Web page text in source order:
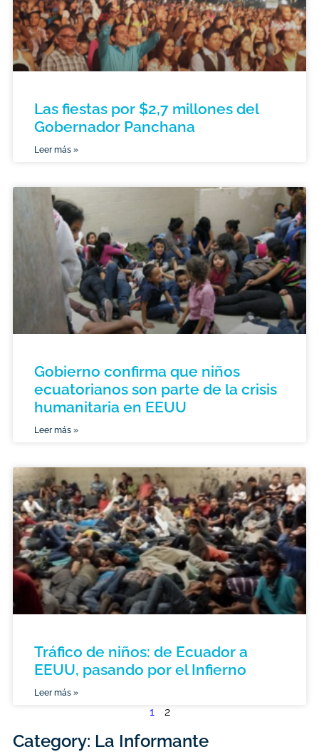
Las fiestas por $2,7 millones del
Gobernador Panchana
Leer más »
Gobierno confirma que niños
ecuatorianos son parte de la crisis
humanitaria en EEUU
Leer más »
Tráfico de niños: de Ecuador a
EEUU, pasando por el Infierno
Leer más »
1 2
Category: La Informante